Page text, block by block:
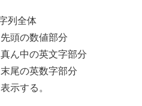
列全体
頭の数値部分
ん中の英文字部分
尾の英数字部分
示する。